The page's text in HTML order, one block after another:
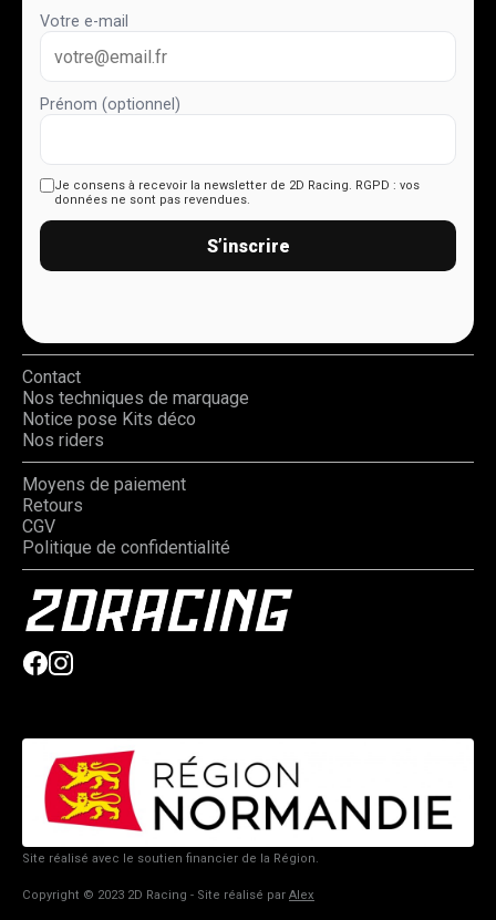
Votre e-mail
Prénom (optionnel)
Je consens à recevoir la newsletter de 2D Racing. RGPD : vos
données ne sont pas revendues.
S’inscrire
Contact
Nos techniques de marquage
Notice pose Kits déco
Nos riders
Moyens de paiement
Retours
CGV
Politique de confidentialité
Site réalisé avec le soutien financier de la Région.
Copyright © 2023 2D Racing - Site réalisé par Alex